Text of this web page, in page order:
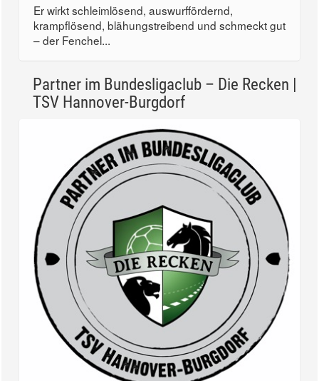
Er wirkt schleimlösend, auswurffördernd,
krampflösend, blähungstreibend und schmeckt gut
– der Fenchel...
Partner im Bundesligaclub – Die Recken |
TSV Hannover-Burgdorf